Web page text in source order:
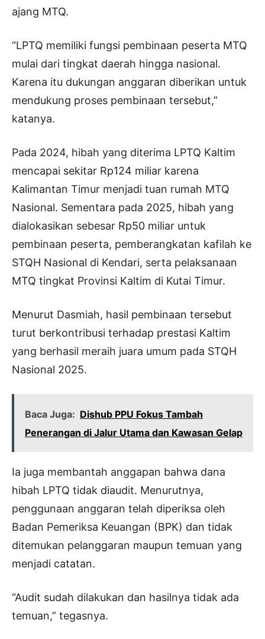
ajang MTQ.
“LPTQ memiliki fungsi pembinaan peserta MTQ
mulai dari tingkat daerah hingga nasional.
Karena itu dukungan anggaran diberikan untuk
mendukung proses pembinaan tersebut,”
katanya.
Pada 2024, hibah yang diterima LPTQ Kaltim
mencapai sekitar Rp124 miliar karena
Kalimantan Timur menjadi tuan rumah MTQ
Nasional. Sementara pada 2025, hibah yang
dialokasikan sebesar Rp50 miliar untuk
pembinaan peserta, pemberangkatan kafilah ke
STQH Nasional di Kendari, serta pelaksanaan
MTQ tingkat Provinsi Kaltim di Kutai Timur.
Menurut Dasmiah, hasil pembinaan tersebut
turut berkontribusi terhadap prestasi Kaltim
yang berhasil meraih juara umum pada STQH
Nasional 2025.
Baca Juga: Dishub PPU Fokus Tambah
Penerangan di Jalur Utama dan Kawasan Gelap
Ia juga membantah anggapan bahwa dana
hibah LPTQ tidak diaudit. Menurutnya,
penggunaan anggaran telah diperiksa oleh
Badan Pemeriksa Keuangan (BPK) dan tidak
ditemukan pelanggaran maupun temuan yang
menjadi catatan.
“Audit sudah dilakukan dan hasilnya tidak ada
temuan,” tegasnya.